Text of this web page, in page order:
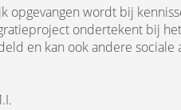
wordt bij
ondertekent bij
en kan ook andere sociale